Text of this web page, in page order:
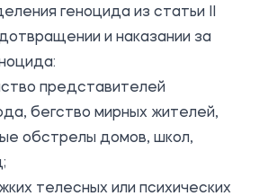
геноцида из статьи II
и наказании за
представителей
бегство мирных жителей,
обстрелы домов, школ,
телесных или психических